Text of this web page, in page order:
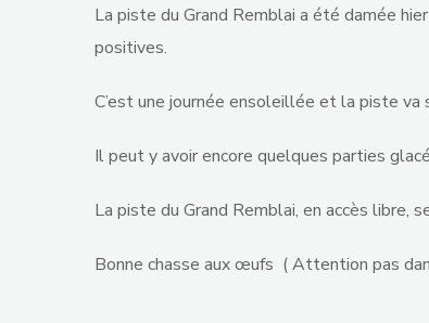
La piste du Grand Remblai a été damée
positives.
C’est une journée ensoleillée et la piste
Il peut y avoir encore quelques parties
La piste du Grand Remblai, en accès libre,
Bonne chasse aux œufs ( Attention pas